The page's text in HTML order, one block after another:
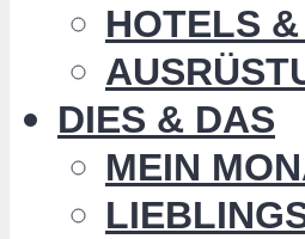
HOTELS
DIES & DAS
MEIN